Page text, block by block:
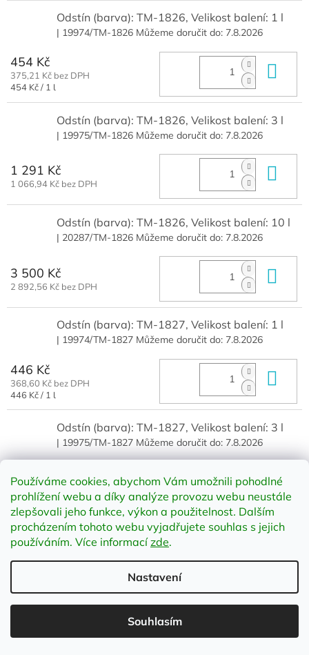
Používáme cookies, abychom Vám umožnili pohodlné
prohlížení webu a díky analýze provozu webu neustále
zlepšovali jeho funkce, výkon a použitelnost. Dalším
procházením tohoto webu vyjadřujete souhlas s jejich
používáním. Více informacízde.
Nastavení
Souhlasím
Odstín (barva): TM-1826, Velikost balení: 1 l
| 19974/TM-1826 Můžeme doručit do: 7.8.2026
454 Kč
375,21 Kč bez DPH
Měrná
454 Kč / 1 l
Odstín (barva): TM-1826, Velikost balení: 3 l
| 19975/TM-1826 Můžeme doručit do: 7.8.2026
1 291 Kč
1 066,94 Kč bez DPH
Odstín (barva): TM-1826, Velikost balení: 10 l
| 20287/TM-1826 Můžeme doručit do: 7.8.2026
3 500 Kč
2 892,56 Kč bez DPH
Odstín (barva): TM-1827, Velikost balení: 1 l
| 19974/TM-1827 Můžeme doručit do: 7.8.2026
446 Kč
368,60 Kč bez DPH
Měrná
446 Kč / 1 l
Odstín (barva): TM-1827, Velikost balení: 3 l
| 19975/TM-1827 Můžeme doručit do: 7.8.2026
1 268 Kč
1 047,93 Kč bez DPH
Odstín (barva): TM-1827, Velikost balení: 10 l
| 20287/TM-1827Můžeme doručit do:
2 836,36 Kč bez DPH